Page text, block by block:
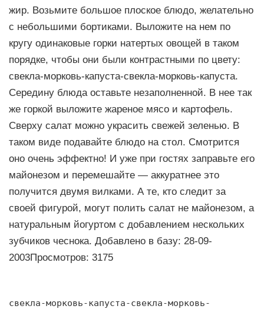
жир. Возьмите большое плоское блюдо, желательно
с небольшими бортиками. Выложите на нем по
кругу одинаковые горки натертых овощей в таком
порядке, чтобы они были контрастными по цвету:
свекла-морковь-капуста-свекла-морковь-капуста.
Середину блюда оставьте незаполненной. В нее так
же горкой выложите жареное мясо и картофель.
Сверху салат можно украсить свежей зеленью. В
таком виде подавайте блюдо на стол. Смотрится
оно очень эффектно! И уже при гостях заправьте его
майонезом и перемешайте — аккуратнее это
получится двумя вилками. А те, кто следит за
своей фигурой, могут полить салат не майонезом, а
натуральным йогуртом с добавлением нескольких
зубчиков чеснока. Добавлено в базу: 28-09-
2003Просмотров: 3175
свекла-морковь-капуста-свекла-морковь-